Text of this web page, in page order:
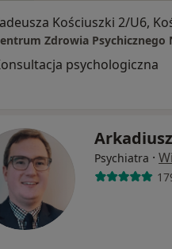
Kościuszki 2/U6,
Zdrowia Psychicznego
psychologiczna
Psychiatra ·